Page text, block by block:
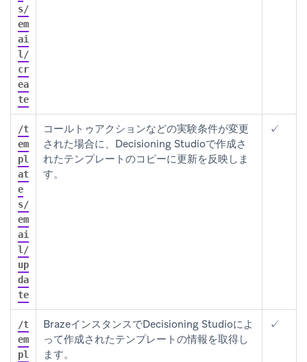
s/
em
ai
l/
cr
ea
te
/t
em
pl
at
e
s/
em
ai
l/
up
da
te
コールトゥアクションなどの実験条件が変更
された場合に、Decisioning Studioで作成さ
れたテンプレートのコピーに更新を反映しま
す。
✓
/t
em
pl
BrazeインスタンスでDecisioning Studioによ
って作成されたテンプレートの情報を取得し
ます。
✓